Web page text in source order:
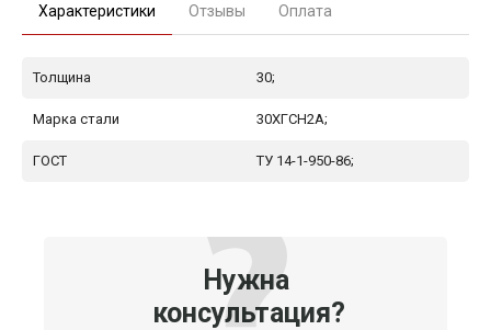
Характеристики Отзывы Оплата
Толщина 30;
Марка стали 30ХГСН2А;
ГОСТ ТУ 14-1-950-86;
Нужна
консультация?